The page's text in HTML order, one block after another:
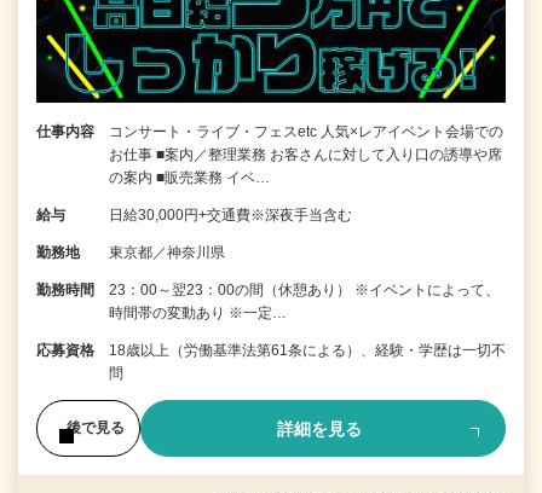
仕事内容
コンサート・ライブ・フェスetc 人気×レアイベント会場での
お仕事 ■案内／整理業務 お客さんに対して入り口の誘導や席
の案内 ■販売業務 イベ…
給与 日給30,000円+交通費※深夜手当含む
勤務地 東京都／神奈川県
勤務時間
23：00～翌23：00の間（休憩あり） ※イベントによって、
時間帯の変動あり ※一定…
応募資格
18歳以上（労働基準法第61条による）、経験・学歴は一切不
問
後で見る 詳細を見る